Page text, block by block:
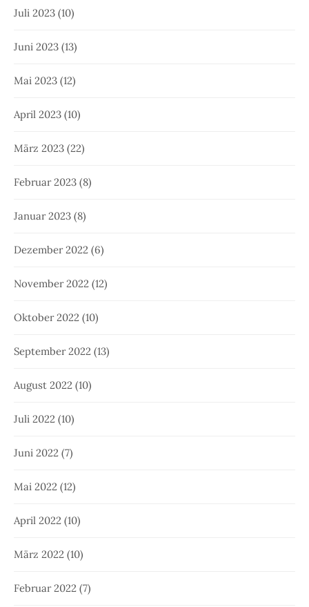
Juli 2023 (10)
Juni 2023 (13)
Mai 2023 (12)
April 2023 (10)
März 2023 (22)
Februar 2023 (8)
Januar 2023 (8)
Dezember 2022 (6)
November 2022 (12)
Oktober 2022 (10)
September 2022 (13)
August 2022 (10)
Juli 2022 (10)
Juni 2022 (7)
Mai 2022 (12)
April 2022 (10)
März 2022 (10)
Februar 2022 (7)